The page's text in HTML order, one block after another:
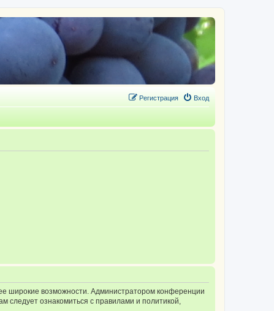
Вход
Регистрация
широкие возможности. Администратором конференции
следует ознакомиться с правилами и политикой,